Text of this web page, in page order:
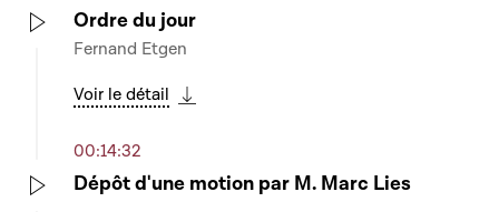
Ordre du jour
Fernand Etgen
Voir le détail
00:14:32
Dépôt d'une motion par M. Marc Lies